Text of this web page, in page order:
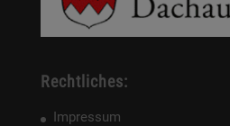
Rechtliches:
Impressum